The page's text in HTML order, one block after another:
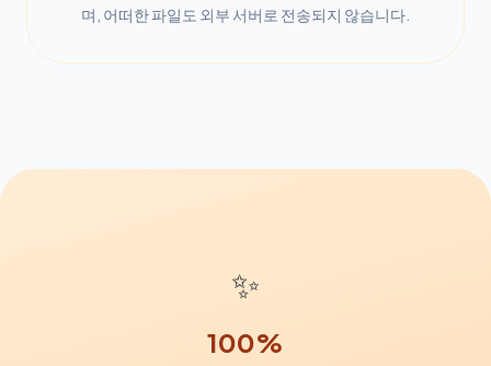
며, 어떠한 파일도 외부 서버로 전송되지 않습니다.
✨
100%